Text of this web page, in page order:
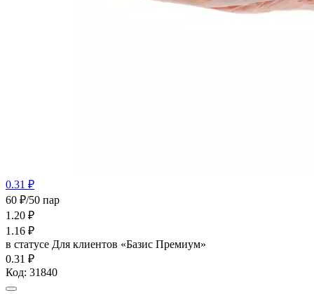
0.31 ₽
60 ₽/50 пар
1.20 ₽
1.16 ₽
в статусе Для клиентов «Базис Премиум»
0.31 ₽
Код: 31840